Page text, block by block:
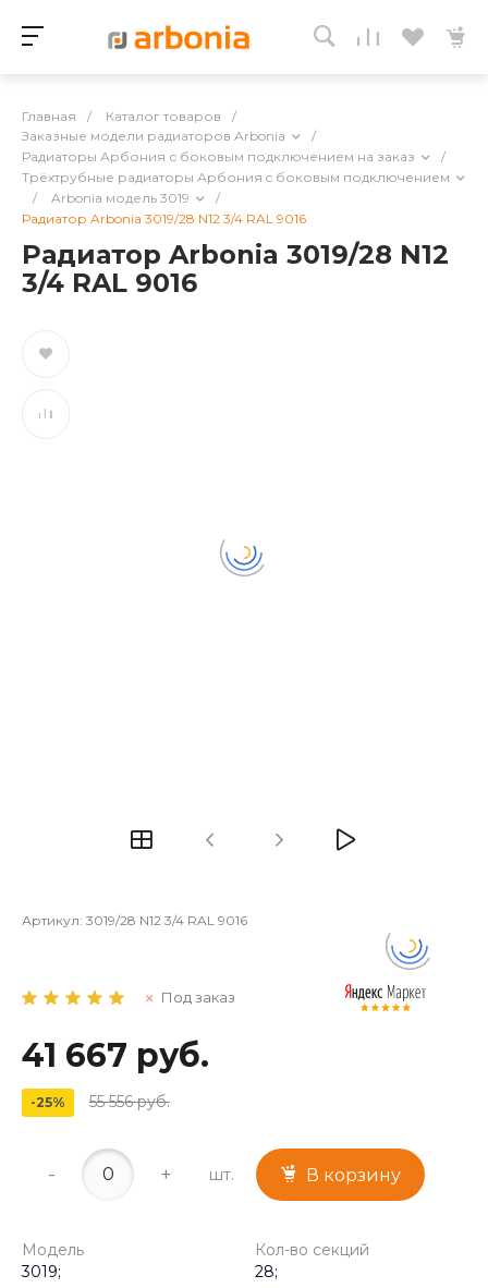
Главная / Каталог товаров
/
Заказные модели радиаторов Arbonia
/
Радиаторы Арбония с боковым подключением на заказ
/
Трёхтрубные радиаторы Арбония c боковым подключением
/
Arbonia модель 3019
/
Радиатор Arbonia 3019/28 N12 3/4 RAL 9016
Радиатор Arbonia 3019/28 N12
3/4 RAL 9016
Артикул: 3019/28 N12 3/4 RAL 9016
Под заказ
41 667 руб.
-25% 55 556 руб.
- + шт. В корзину
Модель
3019;
Кол-во секций
28;